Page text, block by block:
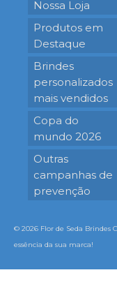
Nossa Loja
Produtos em
Destaque
Brindes
personalizados
mais vendidos
Copa do
mundo 2026
Outras
campanhas de
prevenção
© 2026 Flor de Seda Brindes
essência da sua marca!